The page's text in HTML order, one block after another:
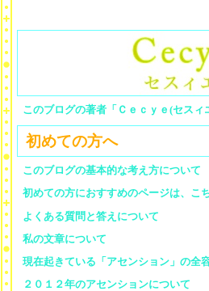
このブログの著者「Ｃｅｃｙｅ(セスィ
初めての方へ
このブログの基本的な考え方について
初めての方におすすめのページは、こ
よくある質問と答えについて
私の文章について
現在起きている「アセンション」の全
２０１２年のアセンションについて